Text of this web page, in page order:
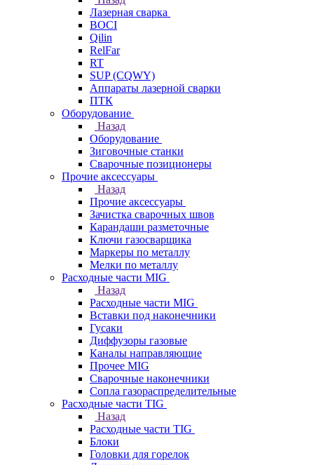
Лазерная сварка
BOCI
Qilin
RelFar
RT
SUP (CQWY)
Аппараты лазерной сварки
ПТК
Оборудование
Назад
Оборудование
Зиговочные станки
Сварочные позиционеры
Прочие аксессуары
Назад
Прочие аксессуары
Зачистка сварочных швов
Карандаши разметочные
Ключи газосварщика
Маркеры по металлу
Мелки по металлу
Расходные части MIG
Назад
Расходные части MIG
Вставки под наконечники
Гусаки
Диффузоры газовые
Каналы направляющие
Прочее MIG
Сварочные наконечники
Сопла газораспределительные
Расходные части TIG
Назад
Расходные части TIG
Блоки
Головки для горелок